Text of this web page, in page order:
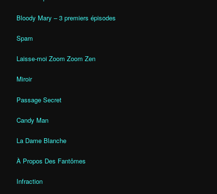
Bloody Mary – 3 premiers épisodes
Spam
Laisse-moi Zoom Zoom Zen
Miroir
Passage Secret
Candy Man
La Dame Blanche
À Propos Des Fantômes
Infraction